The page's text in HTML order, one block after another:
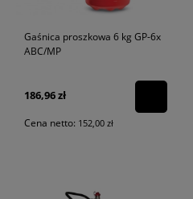
Gaśnica proszkowa 6 kg GP-6x
ABC/MP
186,96 zł
Cena netto: 152,00 zł